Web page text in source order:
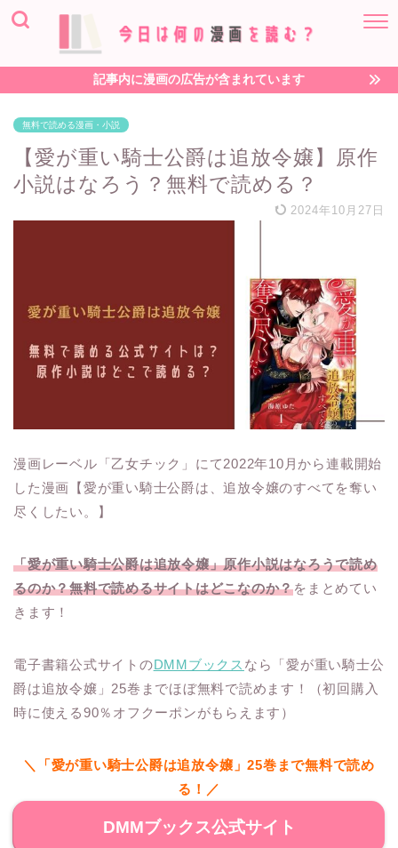
記事内に漫画の広告が含まれています
無料で読める漫画・小説
【愛が重い騎士公爵は追放令嬢】原作
小説はなろう？無料で読める？
2024年10月27日
漫画レーベル「乙女チック」にて2022年10月から連載開始
した漫画【愛が重い騎士公爵は、追放令嬢のすべてを奪い
尽くしたい。】
「愛が重い騎士公爵は追放令嬢」原作小説はなろうで読め
るのか？無料で読めるサイトはどこなのか？をまとめてい
きます！
電子書籍公式サイトのDMMブックス なら「愛が重い騎士公
爵は追放令嬢」25巻までほぼ無料で読めます！（初回購入
時に使える90％オフクーポンがもらえます）
＼「愛が重い騎士公爵は追放令嬢」25巻まで無料で読め
る！／
DMMブックス公式サイト